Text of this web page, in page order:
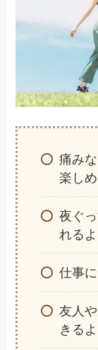
痛み
楽し
夜ぐ
れる
仕事
友人
きる